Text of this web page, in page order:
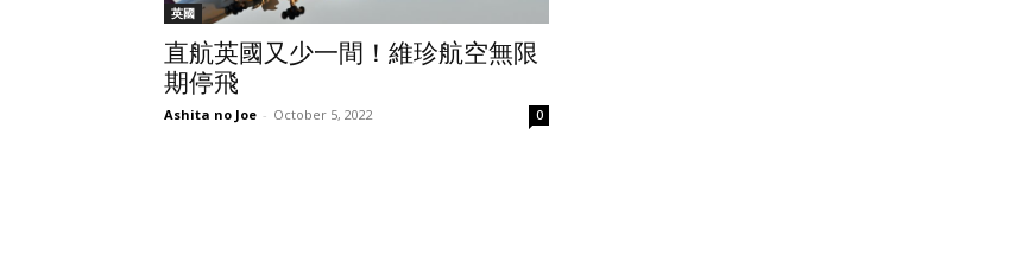
英國
直航英國又少一間！維珍航空無限
期停飛
Ashita no Joe - October 5, 2022 0